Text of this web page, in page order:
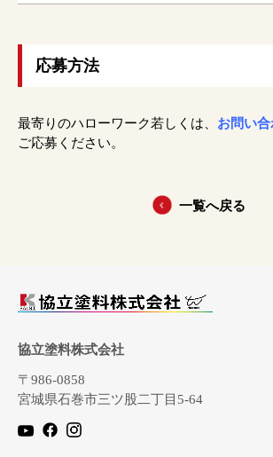
応募方法
最寄りのハローワーク若しくは、 お問い
ご応募ください。
一覧へ戻る
協立塗料株式会社
〒986-0858
宮城県石巻市三ツ股二丁目5-64